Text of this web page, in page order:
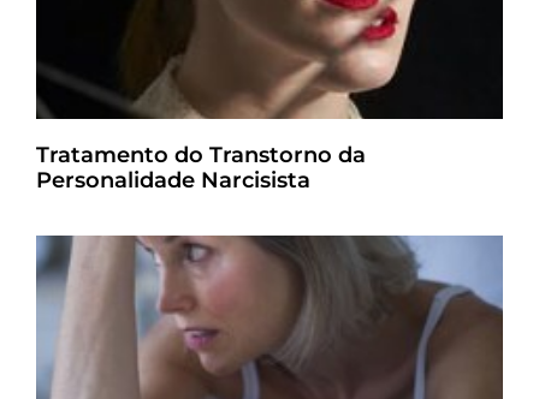
Tratamento do Transtorno da
Personalidade Narcisista